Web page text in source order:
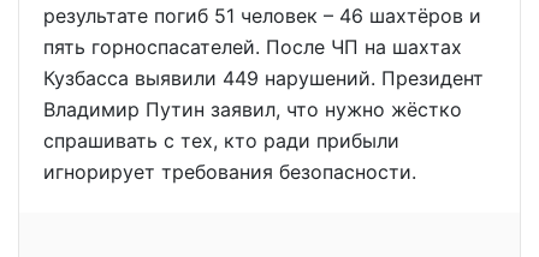
результате погиб 51 человек – 46 шахтёров и
пять горноспасателей. После ЧП на шахтах
Кузбасса выявили 449 нарушений. Президент
Владимир Путин заявил, что нужно жёстко
спрашивать с тех, кто ради прибыли
игнорирует требования безопасности.